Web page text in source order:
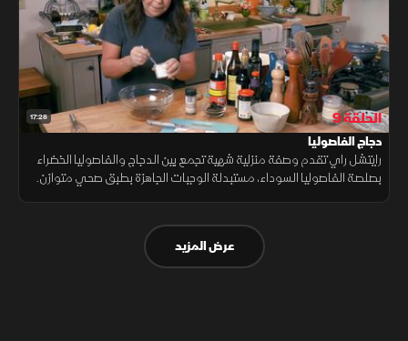
17:28 الحلقة 9
دجاج الفاصوليا
رايتشل راي تقدم وصفة منزلية شهية تجمع بين الدجاج والفاصوليا الخضراء
بصلصة الفاصوليا السوداء، مستبدلة الوجبات الجاهزة بطبق صحي متوازن.
عرض المزيد